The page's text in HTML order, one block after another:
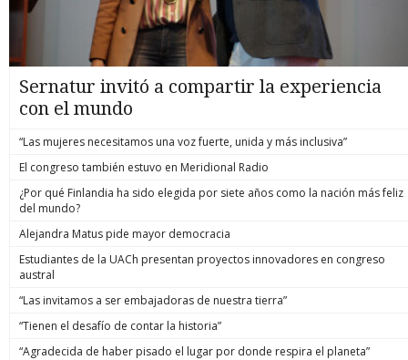
Sernatur invitó a compartir la experiencia
con el mundo
“Las mujeres necesitamos una voz fuerte, unida y más inclusiva”
El congreso también estuvo en Meridional Radio
¿Por qué Finlandia ha sido elegida por siete años como la nación más feliz
del mundo?
Alejandra Matus pide mayor democracia
Estudiantes de la UACh presentan proyectos innovadores en congreso
austral
“Las invitamos a ser embajadoras de nuestra tierra”
“Tienen el desafío de contar la historia”
“Agradecida de haber pisado el lugar por donde respira el planeta”